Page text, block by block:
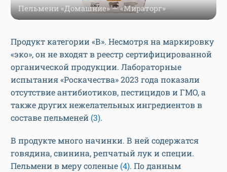
Пельмени «Домашние» — «Мираторг»
Продукт категории «В». Несмотря на маркировку
«эко», он не входят в реестр сертифицированной
органической продукции. Лабораторные
испытания «Роскачества» 2023 года показали
отсутствие антибиотиков, пестицидов и ГМО, а
также других нежелательных ингредиентов в
составе пельменей (3).
В продукте много начинки. В ней содержатся
говядина, свинина, репчатый лук и специи.
Пельмени в меру соленые (4). По данным